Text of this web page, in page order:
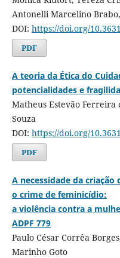
Antonelli Marcelino
DOI: https://doi.org/
PDF
A teoria da Ética do
potencialidades e
Matheus Estevão Ferreira
Souza
DOI: https://doi.org/
PDF
A necessidade da
o crime de feminicídio:
a violência contra a
ADPF 779
Paulo César Corrêa
Marinho Goto